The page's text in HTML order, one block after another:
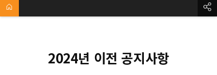
2024년 이전 공지사항